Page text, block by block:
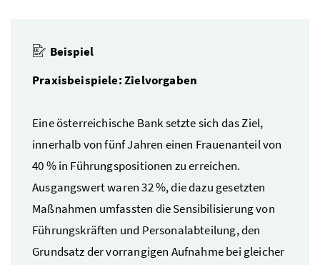
Beispiel
Praxisbeispiele: Zielvorgaben
Eine österreichische Bank setzte sich das Ziel,
innerhalb von fünf Jahren einen Frauenanteil von
40 % in Führungspositionen zu erreichen.
Ausgangswert waren 32 %, die dazu gesetzten
Maßnahmen umfassten die Sensibilisierung von
Führungskräften und Personalabteilung, den
Grundsatz der vorrangigen Aufnahme bei gleicher